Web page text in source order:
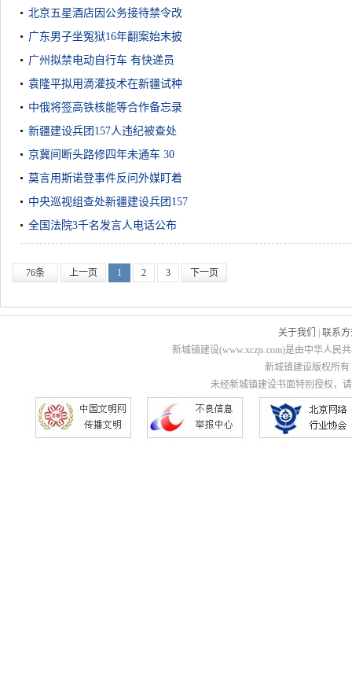
北京五星酒店因公务接待禁令改
广东男子坐冤狱16年翻案始末披
广州拟禁电动自行车 有快递员
袁隆平拟用滴灌技术在新疆试种
中俄将签高铁核能等合作备忘录
新疆建设兵团157人违纪被查处
京冀间断头路修四年未通车 30
莫言用斯诺登事件反问外媒盯着
中央巡视组查处新疆建设兵团157
全国法院3千名发言人电话公布
76条 上一页 1 2 3 下一页
关于我们
联系
新城镇建设(www.xczjs.com)是由中华人民
新城镇建设版权所有
未经新城镇建设书面特别授权，